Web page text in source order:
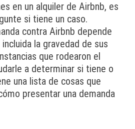
en un alquiler de Airbnb, es
si tiene un caso.
contra Airbnb depende
la gravedad de sus
que rodearon el
a determinar si tiene o
una lista de cosas que
presentar una demanda